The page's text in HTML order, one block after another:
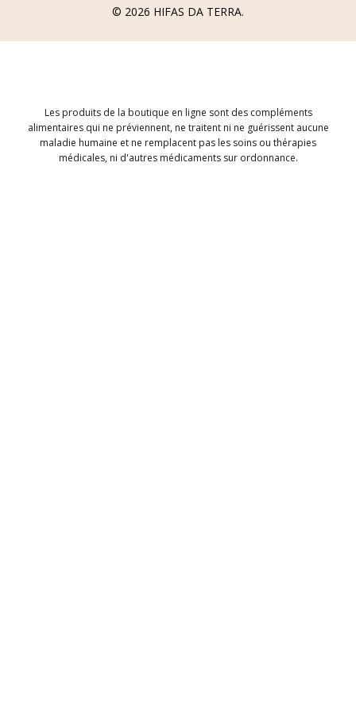
© 2026 HIFAS DA TERRA.
Les produits de la boutique en ligne sont des compléments
alimentaires qui ne préviennent, ne traitent ni ne guérissent aucune
maladie humaine et ne remplacent pas les soins ou thérapies
médicales, ni d'autres médicaments sur ordonnance.